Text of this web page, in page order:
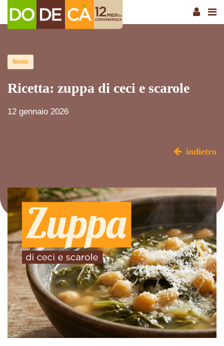
News
Ricetta: zuppa di ceci e scarole
12 gennaio 2026
indietro